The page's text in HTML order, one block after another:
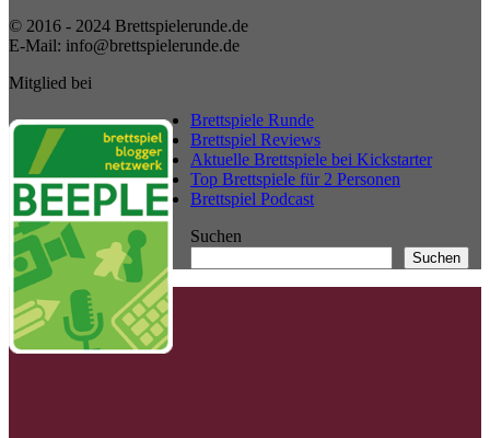
© 2016 - 2024 Brettspielerunde.de
E-Mail: info@brettspielerunde.de
Mitglied bei
Brettspiele Runde
Brettspiel Reviews
Aktuelle Brettspiele bei Kickstarter
Top Brettspiele für 2 Personen
Brettspiel Podcast
Suchen
Suchen